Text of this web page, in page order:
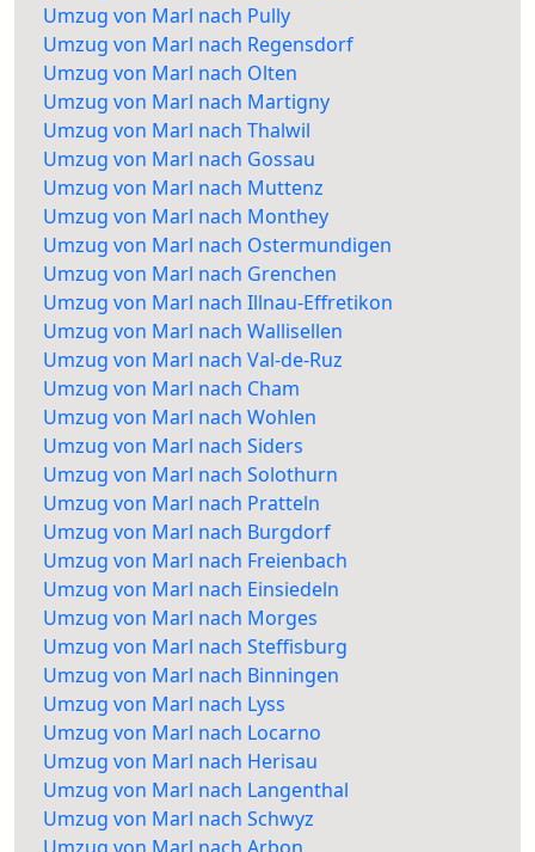
Umzug von Marl nach Pully
Umzug von Marl nach Regensdorf
Umzug von Marl nach Olten
Umzug von Marl nach Martigny
Umzug von Marl nach Thalwil
Umzug von Marl nach Gossau
Umzug von Marl nach Muttenz
Umzug von Marl nach Monthey
Umzug von Marl nach Ostermundigen
Umzug von Marl nach Grenchen
Umzug von Marl nach Illnau-Effretikon
Umzug von Marl nach Wallisellen
Umzug von Marl nach Val-de-Ruz
Umzug von Marl nach Cham
Umzug von Marl nach Wohlen
Umzug von Marl nach Siders
Umzug von Marl nach Solothurn
Umzug von Marl nach Pratteln
Umzug von Marl nach Burgdorf
Umzug von Marl nach Freienbach
Umzug von Marl nach Einsiedeln
Umzug von Marl nach Morges
Umzug von Marl nach Steffisburg
Umzug von Marl nach Binningen
Umzug von Marl nach Lyss
Umzug von Marl nach Locarno
Umzug von Marl nach Herisau
Umzug von Marl nach Langenthal
Umzug von Marl nach Schwyz